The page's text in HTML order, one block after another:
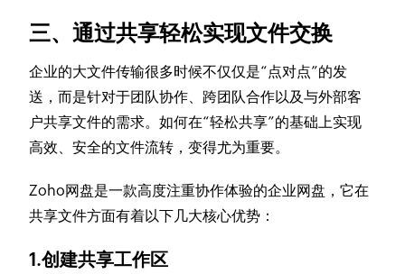
三、通过共享轻松实现文件交换
企业的大文件传输很多时候不仅仅是“点对点”的发
送，而是针对于团队协作、跨团队合作以及与外部客
户共享文件的需求。如何在“轻松共享”的基础上实现
高效、安全的文件流转，变得尤为重要。
Zoho网盘是一款高度注重协作体验的企业网盘，它在
共享文件方面有着以下几大核心优势：
1.创建共享工作区